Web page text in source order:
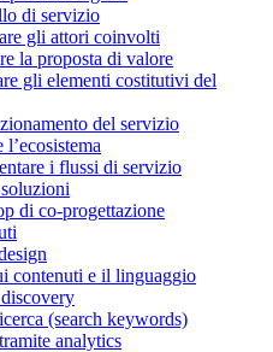
di servizio
gli attori coinvolti
la proposta di valore
gli elementi costitutivi del
del servizio
i flussi di servizio
di co-progettazione
contenuti e il linguaggio
(search keywords)
analytics